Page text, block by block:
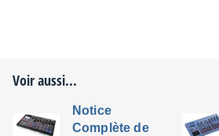
Voir aussi...
Notice
Complète de